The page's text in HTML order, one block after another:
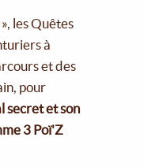
les Quêtes
à
et des
pour
secret et son
3 Poï'Z